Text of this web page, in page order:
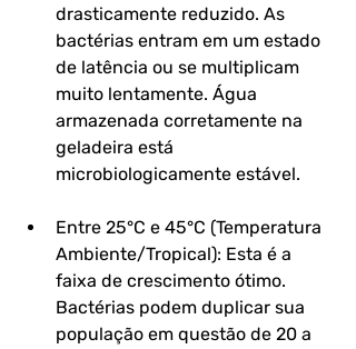
drasticamente reduzido. As
bactérias entram em um estado
de latência ou se multiplicam
muito lentamente. Água
armazenada corretamente na
geladeira está
microbiologicamente estável.
Entre 25°C e 45°C (Temperatura
Ambiente/Tropical): Esta é a
faixa de crescimento ótimo.
Bactérias podem duplicar sua
população em questão de 20 a